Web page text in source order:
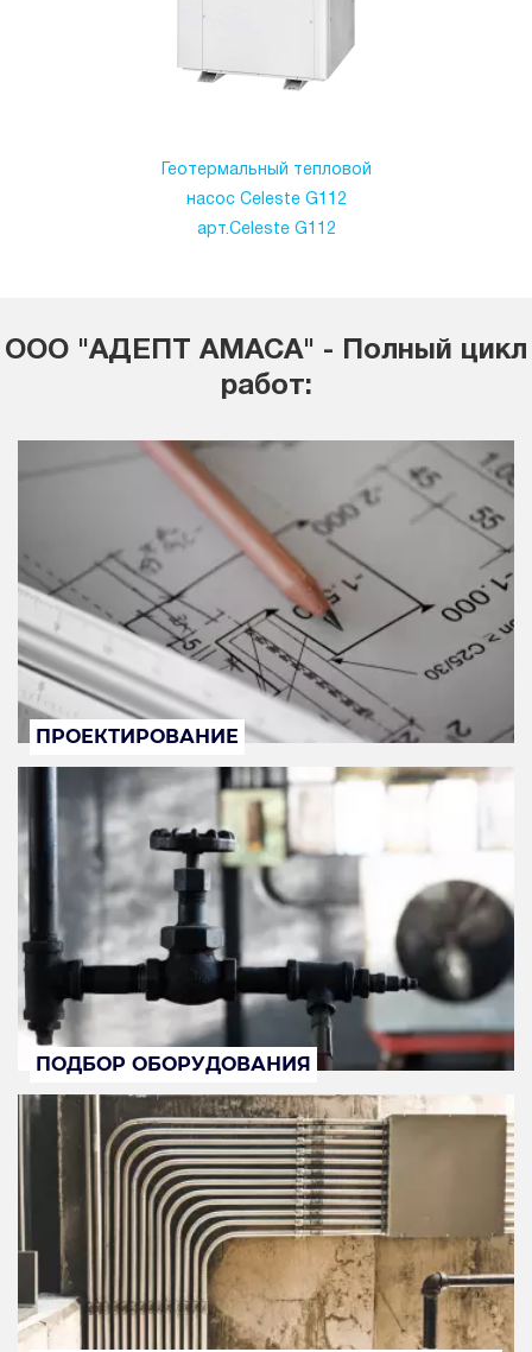
Геотермальный тепловой
насос Celeste G112
арт.Celeste G112
ООО "АДЕПТ АМАСА" - Полный цикл
работ:
ПРОЕКТИРОВАНИЕ
ПОДБОР ОБОРУДОВАНИЯ